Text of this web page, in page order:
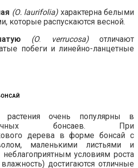
(О. laurifolia) характерна белыми
которые распускаются весной.
(О. verrucosa) отличают
побеги и линейно-ланцетные
растения очень популярны в
бонсаев. При
дерева в форме бонсай с
маленькими листьями и
условиям роста
достигаются отличные